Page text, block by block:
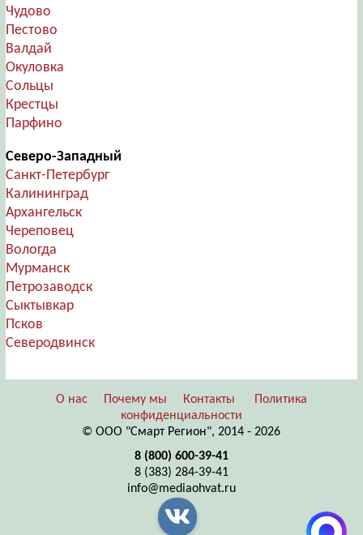
Чудово
Пестово
Валдай
Окуловка
Сольцы
Крестцы
Парфино
Северо-Западный
Санкт-Петербург
Калининград
Архангельск
Череповец
Вологда
Мурманск
Петрозаводск
Сыктывкар
Псков
Северодвинск
О нас Почему мы Контакты
Политика
конфиденциальности
© ООО "Смарт Регион", 2014 - 2026
8 (800) 600-39-41
8 (383) 284-39-41
info@mediaohvat.ru